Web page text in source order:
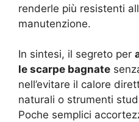
renderle più resistenti
manutenzione.
In sintesi, il segreto per
le scarpe bagnate
nell’evitare il calore
naturali o strumenti
Poche semplici